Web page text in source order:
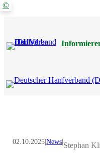
Zum
©
02.10.2025|News|Stephan